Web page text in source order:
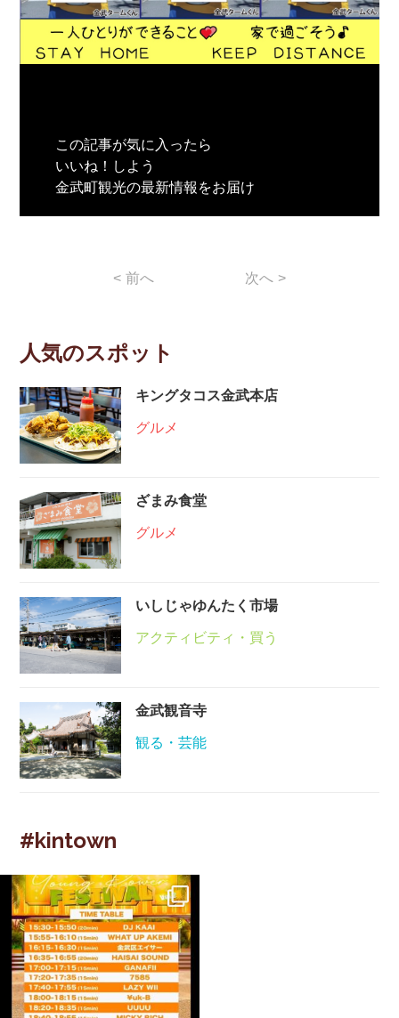
この記事が気に入ったら
いいね！しよう
金武町観光の最新情報をお届け
< 前へ 次へ >
人気のスポット
キングタコス金武本店
グルメ
ざまみ食堂
グルメ
いしじゃゆんたく市場
アクティビティ・買う
金武観音寺
観る・芸能
#kintown